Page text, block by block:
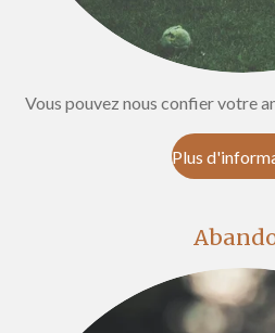
Vous pouvez nous confier votre
Plus